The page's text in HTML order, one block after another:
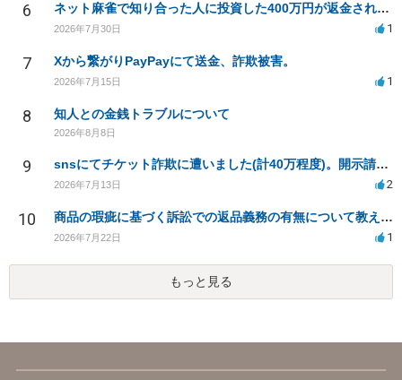
6 ネット麻雀で知り合った人に投資した400万円が返金されない
2026年7月30日 1
7 Xから繋がりPayPayにて送金、詐欺被害。
2026年7月15日 1
8 知人との金銭トラブルについて
2026年8月8日
9 snsにてチケット詐欺に遭いました(計40万程度)。開示請求や今後の対応について質問したいです。
2026年7月13日 2
10 商品の瑕疵に基づく訴訟での返品義務の有無について教えてください
2026年7月22日 1
もっと見る